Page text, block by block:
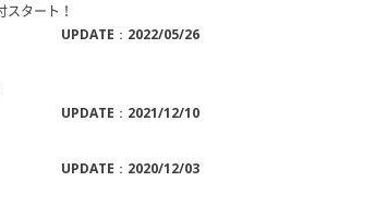
タート！
UPDATE：2022/05/26
UPDATE：2021/12/10
UPDATE：2020/12/03